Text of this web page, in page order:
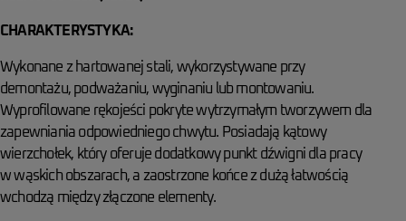
CHARAKTERYSTYKA:
Wykonane z hartowanej stali, wykorzystywane przy
demontażu, podważaniu, wyginaniu lub montowaniu.
Wyprofilowane rękojeści pokryte wytrzymałym tworzywem dla
zapewniania odpowiedniego chwytu. Posiadają kątowy
wierzchołek, który oferuje dodatkowy punkt dźwigni dla pracy
w wąskich obszarach, a zaostrzone końce z dużą łatwością
wchodzą między złączone elementy.